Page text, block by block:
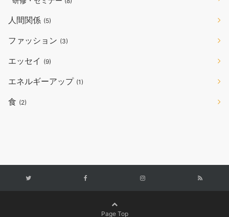
人間関係 (5)
ファッション (3)
エッセイ (9)
エネルギーアップ (1)
食 (2)
Page Top